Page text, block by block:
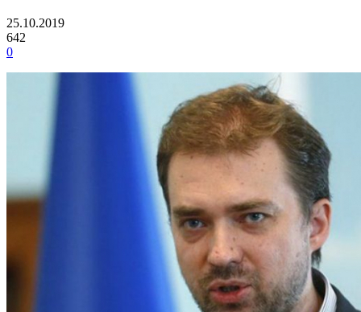
25.10.2019
642
0